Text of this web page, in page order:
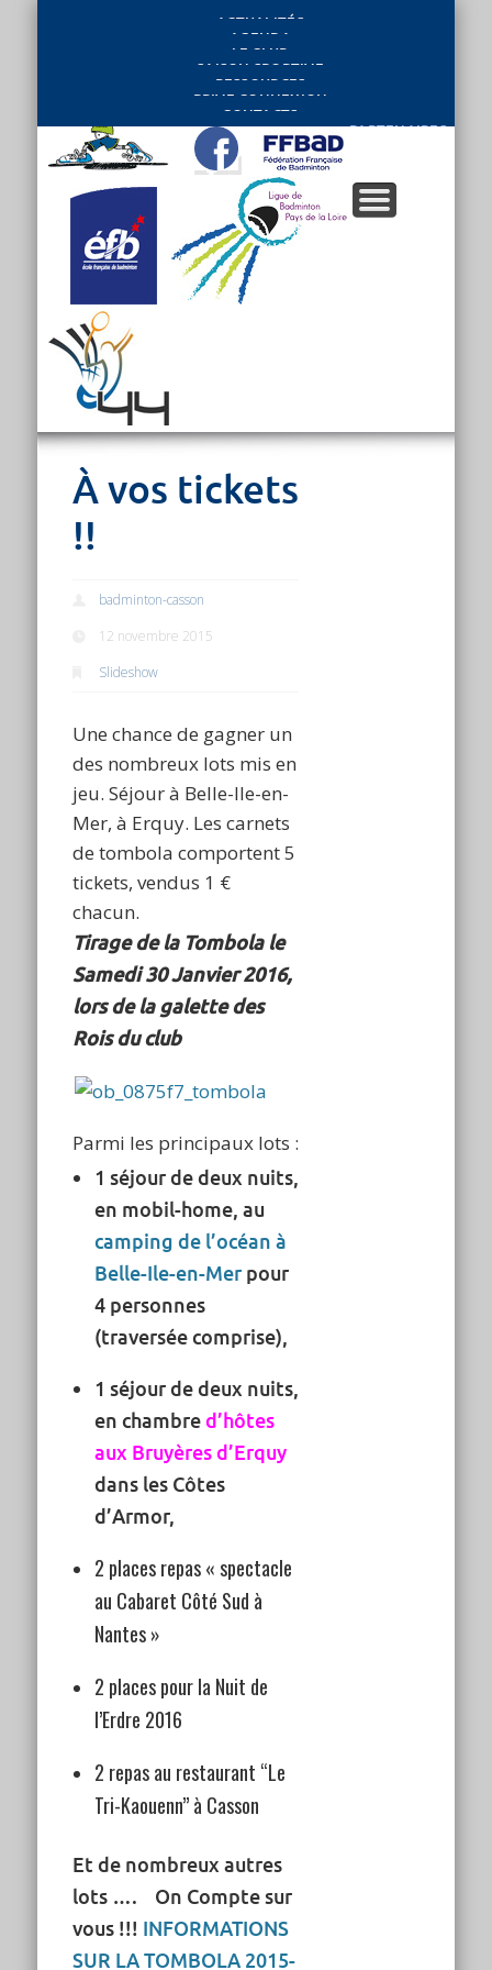
ACTUALITÉS
AGENDA
LE CLUB
SAISON SPORTIVE
RESSOURCES
PRIVE CONNEXION
CONTACTS
PARTENAIRES
À vos tickets
!!
badminton-casson
12 novembre 2015
Slideshow
Une chance de gagner un
des nombreux lots mis en
jeu. Séjour à Belle-Ile-en-
Mer, à Erquy. Les carnets
de tombola comportent 5
tickets, vendus 1 €
chacun.
Tirage de la Tombola le
Samedi 30 Janvier 2016,
lors de la galette des
Rois du club
Parmi les principaux lots :
1 séjour de deux nuits,
en mobil-home, au
camping de l’océan à
Belle-Ile-en-Mer pour
4 personnes
(traversée comprise),
1 séjour de deux nuits,
en chambred’hôtes
aux Bruyères d’Erquy
dans les Côtes
d’Armor,
2 places repas « spectacle
au Cabaret Côté Sud à
Nantes »
2 places pour la Nuit de
l’Erdre 2016
2 repas au restaurant “Le
Tri-Kaouenn” à Casson
Et de nombreux autres
lots …. On Compte sur
vous !!! INFORMATIONS
SUR LA TOMBOLA 2015-